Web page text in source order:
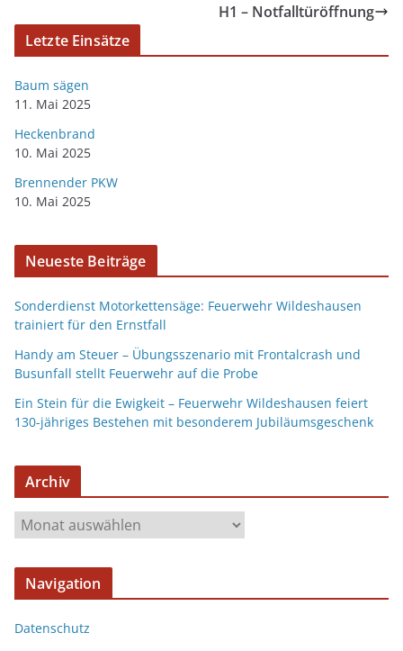
H1 – Notfalltüröffnung
Letzte Einsätze
Baum sägen
11. Mai 2025
Heckenbrand
10. Mai 2025
Brennender PKW
10. Mai 2025
Neueste Beiträge
Sonderdienst Motorkettensäge: Feuerwehr Wildeshausen
trainiert für den Ernstfall
Handy am Steuer – Übungsszenario mit Frontalcrash und
Busunfall stellt Feuerwehr auf die Probe
Ein Stein für die Ewigkeit – Feuerwehr Wildeshausen feiert
130-jähriges Bestehen mit besonderem Jubiläumsgeschenk
Archiv
Navigation
Datenschutz